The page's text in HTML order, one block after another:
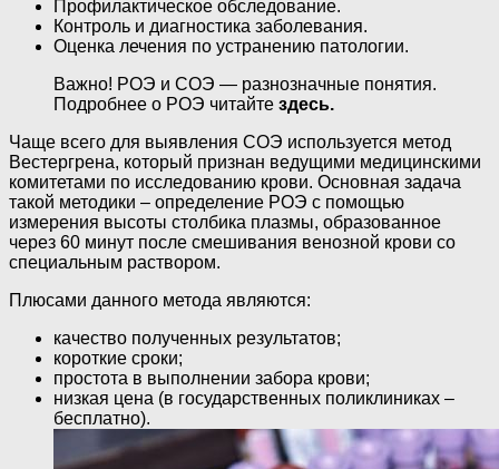
Профилактическое обследование.
Контроль и диагностика заболевания.
Оценка лечения по устранению патологии.
Важно! РОЭ и СОЭ — разнозначные понятия.
Подробнее о РОЭ читайте здесь.
Чаще всего для выявления СОЭ используется метод
Вестергрена, который признан ведущими медицинскими
комитетами по исследованию крови. Основная задача
такой методики – определение РОЭ с помощью
измерения высоты столбика плазмы, образованное
через 60 минут после смешивания венозной крови со
специальным раствором.
Плюсами данного метода являются:
качество полученных результатов;
короткие сроки;
простота в выполнении забора крови;
низкая цена (в государственных поликлиниках –
бесплатно).